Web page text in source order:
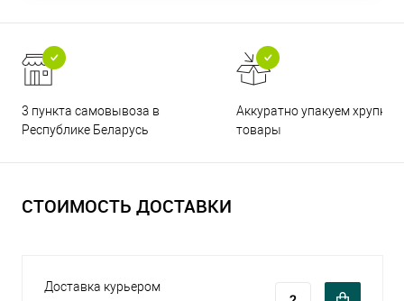
3 пункта самовывоза в
Республике Беларусь
Аккуратно упакуем хрупкие
товары
СТОИМОСТЬ ДОСТАВКИ
Доставка курьером